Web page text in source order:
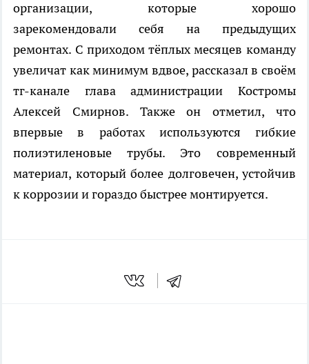
организации, которые хорошо
зарекомендовали себя на предыдущих
ремонтах. С приходом тёплых месяцев команду
увеличат как минимум вдвое, рассказал в своём
тг-канале глава администрации Костромы
Алексей Смирнов. Также он отметил, что
впервые в работах используются гибкие
полиэтиленовые трубы. Это современный
материал, который более долговечен, устойчив
к коррозии и гораздо быстрее монтируется.